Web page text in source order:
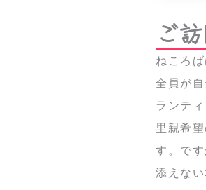
ご
ねころ
全員が
ランテ
里親希
す。で
添えな